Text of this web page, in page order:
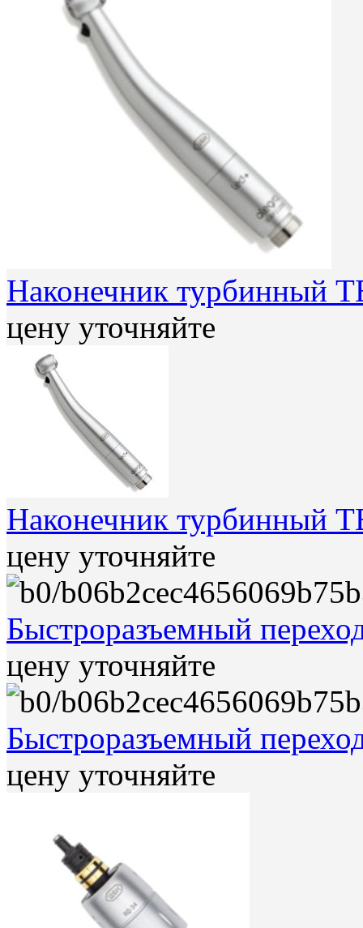
Наконечник турбинный
цену уточняйте
Наконечник турбинный
цену уточняйте
Быстроразъемный
цену уточняйте
Быстроразъемный
цену уточняйте